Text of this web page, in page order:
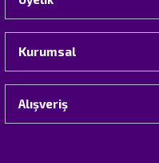
Kurumsal
Alışveriş